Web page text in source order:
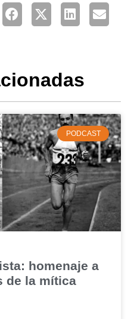
PODCAST
homenaje a
de la mítica